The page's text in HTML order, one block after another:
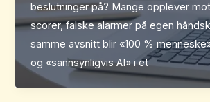
beslutninger på? Mange opplever
scorer, falske alarmer på egen
samme avsnitt blir «100 %
og «sannsynligvis AI» i et